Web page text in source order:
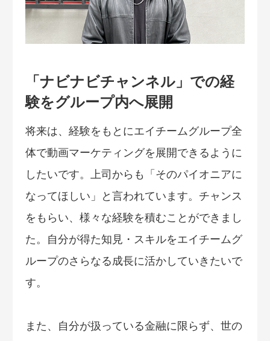
「ナビナビチャンネル」での経
験をグループ内へ展開
将来は、経験をもとにエイチームグループ全
体で動画マーケティングを展開できるように
したいです。上司からも「そのパイオニアに
なってほしい」と言われています。チャンス
をもらい、様々な経験を積むことができまし
た。自分が得た知見・スキルをエイチームグ
ループのさらなる成長に活かしていきたいで
す。
また、自分が扱っている金融に限らず、世の